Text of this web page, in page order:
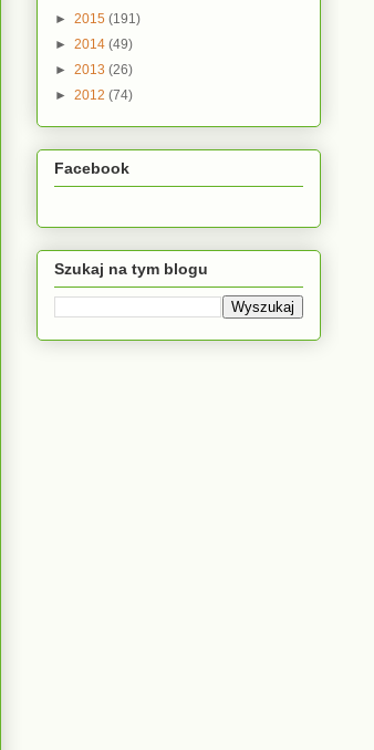
► 2015 (191)
► 2014 (49)
► 2013 (26)
► 2012 (74)
Facebook
Szukaj na tym blogu